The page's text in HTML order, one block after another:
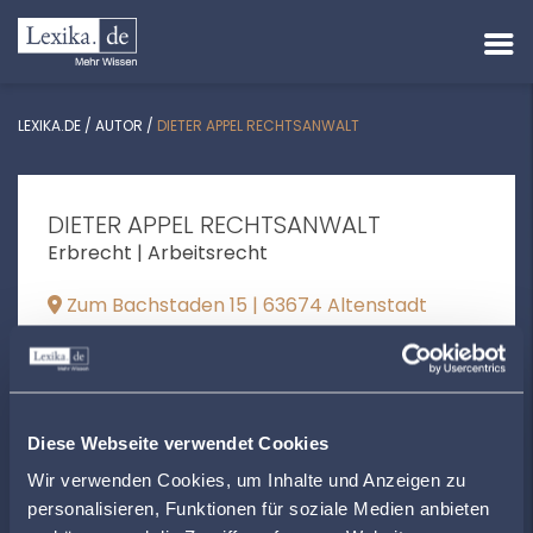
Diese Webseite verwendet Cookies
Wir verwenden Cookies, um Inhalte und Anzeigen zu
personalisieren, Funktionen für soziale Medien anbieten
LEXIKA.DE / AUTOR / DIETER APPEL RECHTSANWALT
DIETER APPEL RECHTSANWALT
Erbrecht | Arbeitsrecht
Zum Bachstaden 15 | 63674 Altenstadt
info@anwalt-altenstadt.de
+4960476071
anwalt-altenstadt.de
ÖFFNUNGSZEITEN